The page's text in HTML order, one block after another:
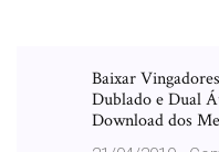
Baixar
Dublado e Dual
Download dos